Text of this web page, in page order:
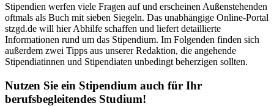
Stipendien werfen viele Fragen auf und erscheinen Außenstehenden
oftmals als Buch mit sieben Siegeln. Das unabhängige Online-Portal
stzgd.de will hier Abhilfe schaffen und liefert detaillierte
Informationen rund um das Stipendium. Im Folgenden finden sich
außerdem zwei Tipps aus unserer Redaktion, die angehende
Stipendiatinnen und Stipendiaten unbedingt beherzigen sollten.
Nutzen Sie ein Stipendium auch für Ihr
berufsbegleitendes Studium!